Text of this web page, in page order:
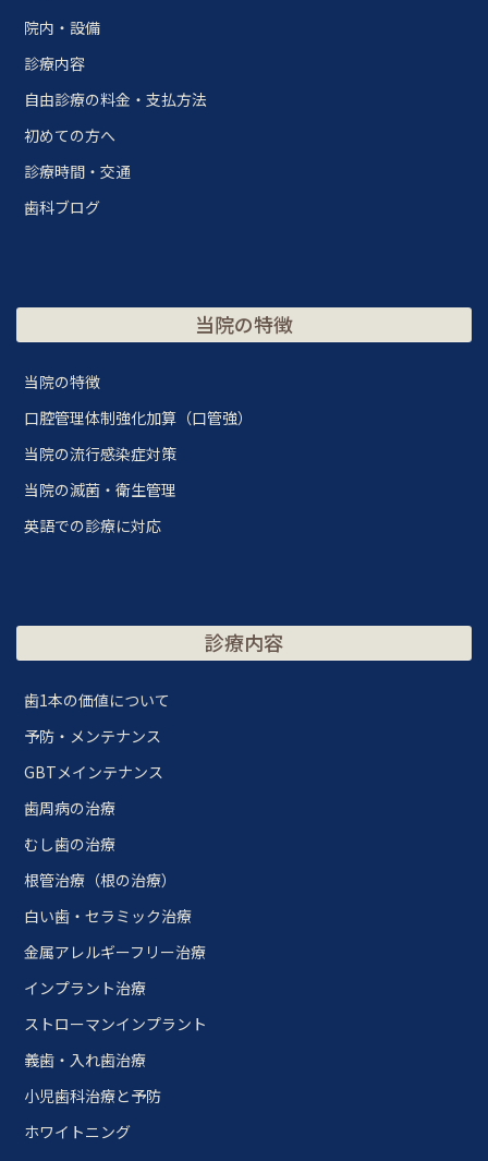
院内・設備
診療内容
自由診療の料金・支払方法
初めての方へ
診療時間・交通
歯科ブログ
当院の特徴
当院の特徴
口腔管理体制強化加算（口管強）
当院の流行感染症対策
当院の滅菌・衛生管理
英語での診療に対応
診療内容
歯1本の価値について
予防・メンテナンス
GBTメインテナンス
歯周病の治療
むし歯の治療
根管治療（根の治療）
白い歯・セラミック治療
金属アレルギーフリー治療
インプラント治療
ストローマンインプラント
義歯・入れ歯治療
小児歯科治療と予防
ホワイトニング